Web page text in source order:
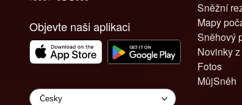
Objevte naši aplikaci
Sněžní
Mapy
Sněhový
Novinky
Fotos
MůjSněh